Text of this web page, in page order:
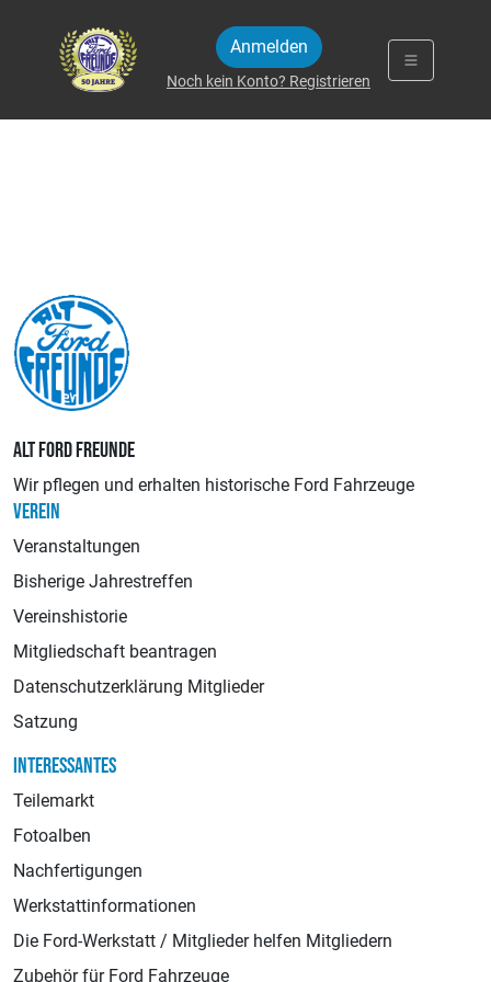
Anmelden
Noch kein Konto? Registrieren
ALT FORD FREUNDE
Wir pflegen und erhalten historische Ford Fahrzeuge
VEREIN
Veranstaltungen
Bisherige Jahrestreffen
Vereinshistorie
Mitgliedschaft beantragen
Datenschutzerklärung Mitglieder
Satzung
INTERESSANTES
Teilemarkt
Fotoalben
Nachfertigungen
Werkstattinformationen
Die Ford-Werkstatt / Mitglieder helfen Mitgliedern
Zubehör für Ford Fahrzeuge